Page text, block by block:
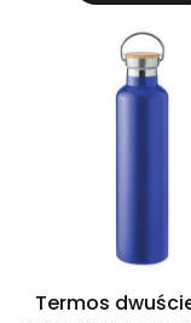
Termos